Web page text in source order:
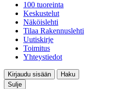
100 tuoreinta
Keskustelut
Näköislehti
Tilaa Rakennuslehti
Uutiskirje
Toimitus
Yhteystiedot
Kirjaudu sisään
Haku
Sulje